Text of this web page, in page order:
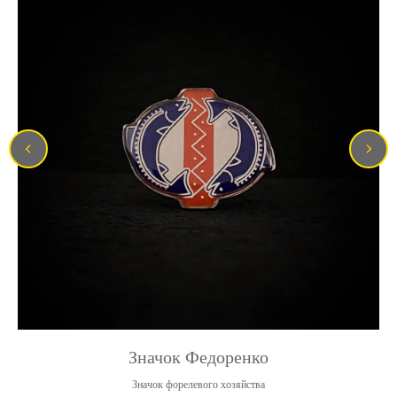
Значок Федоренко
Значок форелевого хозяйства